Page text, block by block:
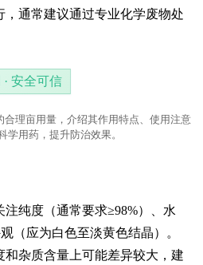
通常建议通过专业化学废物处
安全可信
合理亩用量，介绍其作用特点、使用注意
学用药，提升防治效果。
注纯度（通常要求≥98%）、水
（应为白色至淡黄色结晶）。
杂质含量上可能差异较大，建